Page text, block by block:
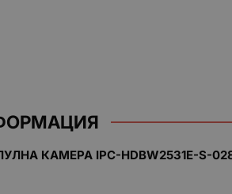
КАМЕРА IPC-HDBW2531E-S-